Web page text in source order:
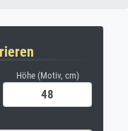
Höhe (Motiv, cm)